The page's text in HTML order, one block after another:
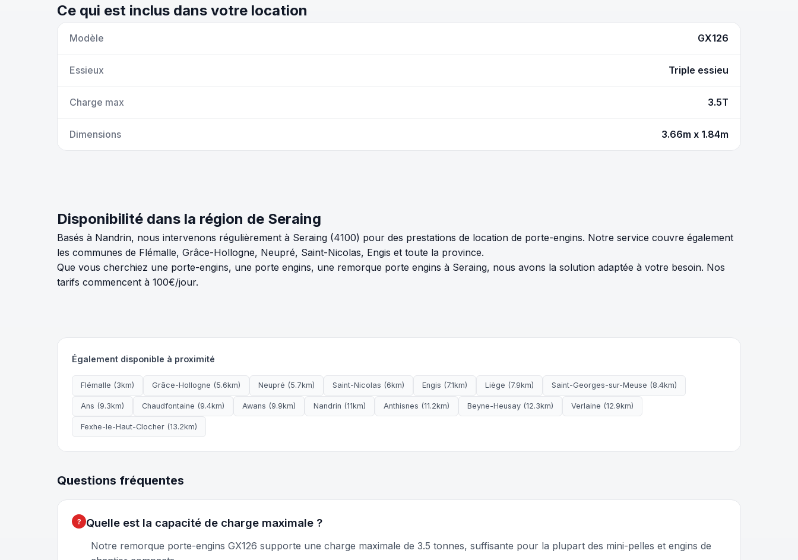
Ce qui est inclus dans votre location
Modèle GX126
Essieux Triple essieu
Charge max 3.5T
Dimensions 3.66m x 1.84m
Disponibilité dans la région de Seraing
Basés à Nandrin, nous intervenons régulièrement à Seraing (4100) pour des prestations de location de porte-engins. Notre service couvre également
les communes de Flémalle, Grâce-Hollogne, Neupré, Saint-Nicolas, Engis et toute la province.
Que vous cherchiez une porte-engins, une porte engins, une remorque porte engins à Seraing, nous avons la solution adaptée à votre besoin. Nos
tarifs commencent à 100€/jour.
Également disponible à proximité
Flémalle (3km) Grâce-Hollogne (5.6km) Neupré (5.7km) Saint-Nicolas (6km) Engis (7.1km) Liège (7.9km) Saint-Georges-sur-Meuse (8.4km)
Ans (9.3km) Chaudfontaine (9.4km) Awans (9.9km) Nandrin (11km) Anthisnes (11.2km) Beyne-Heusay (12.3km) Verlaine (12.9km)
Fexhe-le-Haut-Clocher (13.2km)
Questions fréquentes
Quelle est la capacité de charge maximale ?
Notre remorque porte-engins GX126 supporte une charge maximale de 3.5 tonnes, suffisante pour la plupart des mini-pelles et engins de